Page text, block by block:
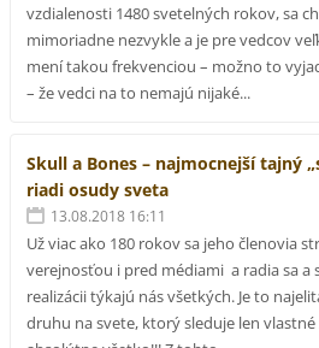
vzdialenosti 1480 svetelných rokov, sa
mimoriadne nezvykle a je pre vedcov
mení takou frekvenciou – možno to
– že vedci na to nemajú nijaké...
Skull a Bones – najmocnejší tajný
riadi osudy sveta
13.08.2018 16:11
Už viac ako 180 rokov sa jeho členovia
verejnosťou i pred médiami a radia sa a
realizácii týkajú nás všetkých. Je to
druhu na svete, ktorý sleduje len